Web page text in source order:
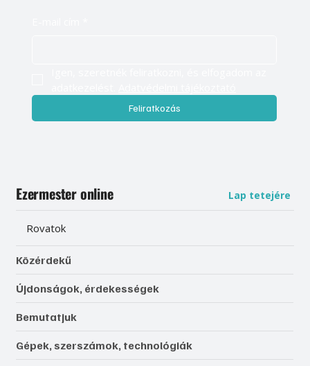
Feliratkozás
Ezermester online Lap tetejére
Rovatok
Közérdekű
Újdonságok, érdekességek
Bemutatjuk
Gépek, szerszámok, technológiák